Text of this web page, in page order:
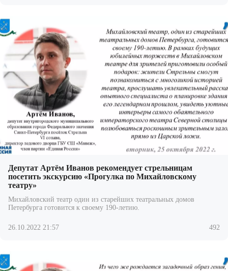
Депутат Артём Иванов рекомендует стрельницам
посетить экскурсию «Прогулка по Михайловскому
театру»
Михайловский театр один из старейших театральных домов
Петербурга готовится к своему 190-летию.
26.10.2022 21:57 492